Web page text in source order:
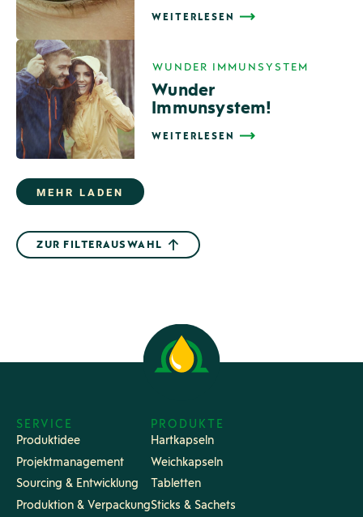
WEITERLESEN
Wunder
Immunsystem!
,WUNDER IMMUNSYSTEM
WEITERLESEN
MEHR LADEN
ZUR FILTERAUSWAHL
SERVICE
Produktidee
Projektmanagement
Sourcing & Entwicklung
Produktion & Verpackung
PRODUKTE
Hartkapseln
Weichkapseln
Tabletten
Sticks & Sachets